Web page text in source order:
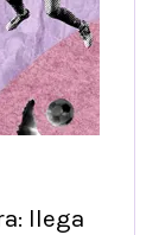
llega